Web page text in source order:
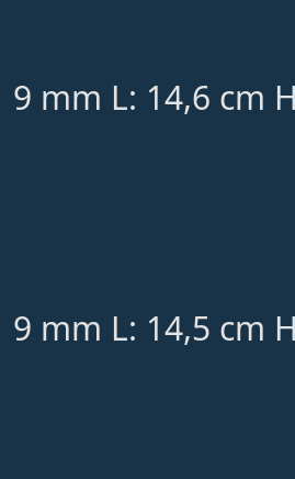
9 mm L: 14,6 cm
9 mm L: 14,5 cm